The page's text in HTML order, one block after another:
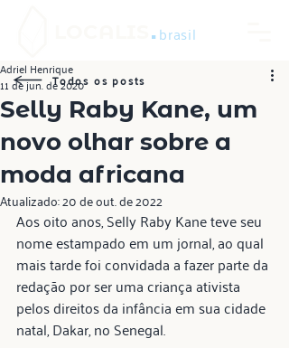
.brasil
Selly Raby Kane, um
novo olhar sobre a
moda africana
Adriel Henrique
11 de jun. de 2020
Atualizado:20 de out. de 2022
Aos oito anos, Selly Raby Kane teve seu
nome estampado em um jornal, ao qual
mais tarde foi convidada a fazer parte da
redação por ser uma criança ativista
pelos direitos da infância em sua cidade
natal, Dakar, no Senegal.
Todos os posts